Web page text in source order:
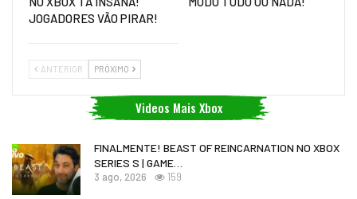
JOGADORES VÃO PIRAR!
ANTERIOR PRÓXIMO
Videos Mais Xbox
FINALMENTE! BEAST OF REINCARNATION NO XBOX
SERIES S | GAME…
3 ago, 2026 159